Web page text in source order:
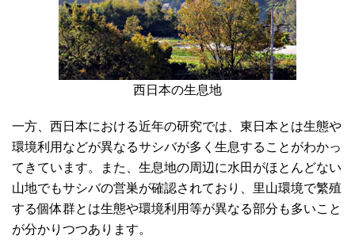
西日本の生息地
一方、西日本における近年の研究では、東日本とは生態や
環境利用などが異なるサシバが多く生息することがわかっ
てきています。また、生息地の周辺に水田がほとんどない
山地でもサシバの営巣が確認されており、里山環境で繁殖
する個体群とは生態や環境利用等が異なる部分も多いこと
が分かりつつあります。